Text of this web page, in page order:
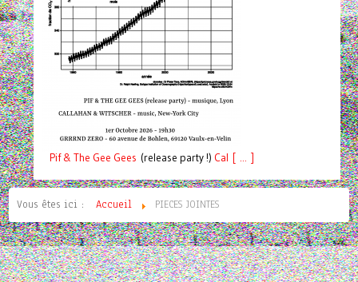
Pif& The Gee Gees (release party !) Cal [ ... ]
Vous êtes ici : Accueil PIECES JOINTES